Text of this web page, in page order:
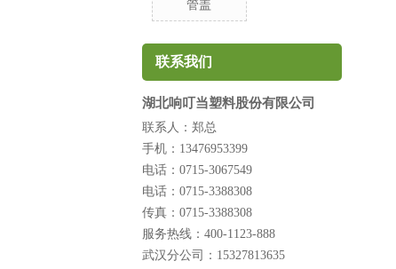
管盖
联系我们
湖北响叮当塑料股份有限公司
联系人：郑总
手机：13476953399
电话：0715-3067549
电话：0715-3388308
传真：0715-3388308
服务热线：400-1123-888
武汉分公司：15327813635